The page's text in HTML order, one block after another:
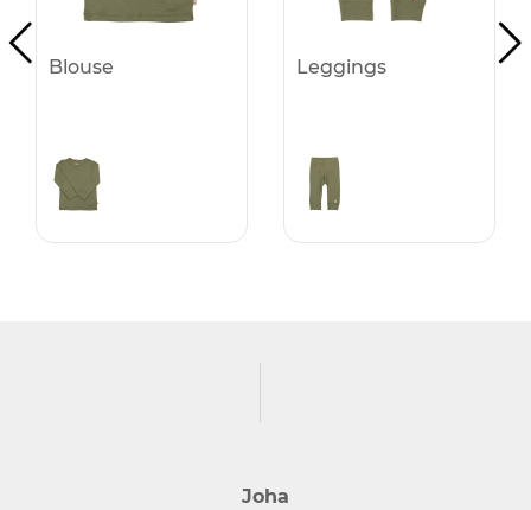
Blouse Leggings
Joha